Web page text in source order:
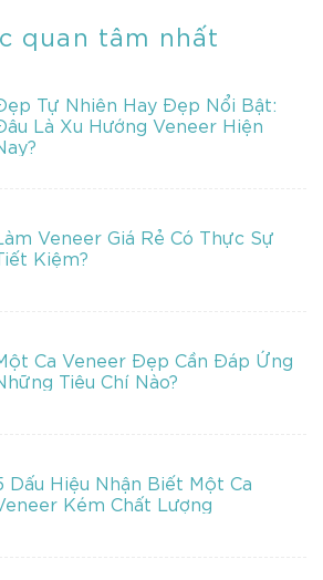
quan tâm nhất
Tự Nhiên Hay Đẹp Nổi Bật:
Là Xu Hướng Veneer Hiện
Veneer Giá Rẻ Có Thực Sự
Kiệm?
Ca Veneer Đẹp Cần Đáp Ứng
Tiêu Chí Nào?
Dấu Hiệu Nhận Biết Một Ca
Kém Chất Lượng